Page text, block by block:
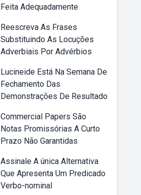
Feita Adequadamente
Reescreva As Frases
Substituindo As Locuções
Adverbiais Por Advérbios
Lucineide Está Na Semana De
Fechamento Das
Demonstrações De Resultado
Commercial Papers São
Notas Promissórias A Curto
Prazo Não Garantidas
Assinale A única Alternativa
Que Apresenta Um Predicado
Verbo-nominal